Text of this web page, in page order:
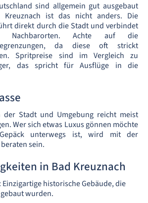
sind allgemein gut ausgebaut
ist das nicht anders. Die
direkt durch die Stadt und verbindet
Achte auf die
da diese oft strickt
Spritpreise sind im Vergleich zu
das spricht für Ausflüge in die
Stadt und Umgebung reicht meist
Wer sich etwas Luxus gönnen möchte
unterwegs ist, wird mit der
sein.
in Bad Kreuznach
historische Gebäude, die
wurden.